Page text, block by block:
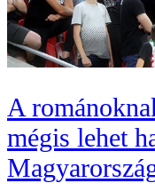
A
mégis lehet